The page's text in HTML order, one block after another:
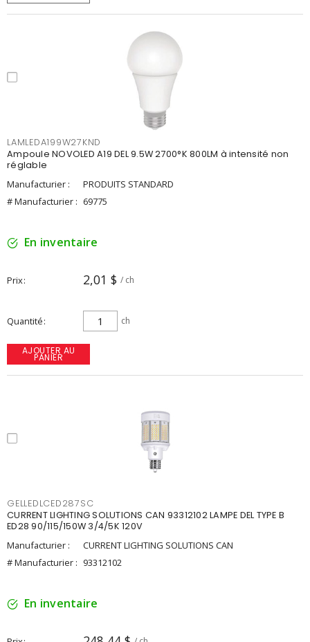
LAMLEDA199W27KND
Ampoule NOVOLED A19 DEL 9.5W 2700°K 800LM à intensité non
réglable
Manufacturier :
PRODUITS STANDARD
# Manufacturier : 69775
En inventaire
Prix 2,01 $ / ch
Quantité ch
AJOUTER AU
PANIER
GELLEDLCED287SC
CURRENT LIGHTING SOLUTIONS CAN 93312102 LAMPE DEL TYPE B
ED28 90/115/150W 3/4/5K 120V
Manufacturier :
CURRENT LIGHTING SOLUTIONS CAN
# Manufacturier : 93312102
En inventaire